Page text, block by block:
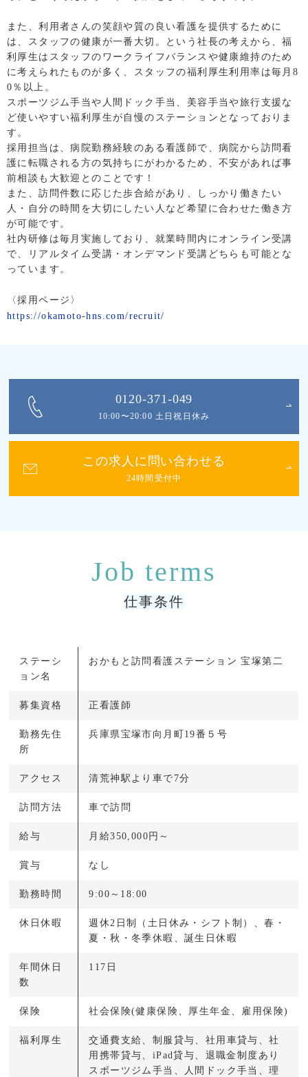
また、利用者さんの笑顔や質の良い看護を提供するために
は、スタッフの健康が一番大切。という社長の考えから、福
利厚生はスタッフのワークライフバランスや健康維持のため
に考えられたものが多く、スタッフの福利厚生利用率は毎月8
0％以上。
スポーツジム手当や人間ドック手当、美容手当や旅行支援な
ど使いやすい福利厚生が自慢のステーションとなっておりま
す。
採用担当は、病院勤務経験のある看護師で、病院から訪問看
護に転職される方の気持ちにがわかるため、不安があれば事
前相談も大歓迎とのことです！
また、訪問件数に応じた歩合給があり、しっかり働きたい
人・自分の時間を大切にしたい人など希望に合わせた働き方
が可能です。
社内研修は毎月実施しており、就業時間内にオンライン受講
で、リアルタイム受講・オンデマンド受講どちらも可能とな
っています。
〈採用ページ〉
https://okamoto-hns.com/recruit/
0120-371-049
10:00〜20:00 土日祝日休み
この求人に問い合わせる
24時間受付中
仕事条件
ステーシ
ョン名
おかもと訪問看護ステーション 宝塚第二
募集資格 正看護師
勤務先住
所
兵庫県宝塚市向月町19番５号
アクセス 清荒神駅より車で7分
訪問方法 車で訪問
給与 月給350,000円～
賞与 なし
勤務時間 9:00～18:00
休日休暇
週休2日制（土日休み・シフト制）、春・
夏・秋・冬季休暇、誕生日休暇
年間休日
数
117日
保険 社会保険(健康保険、厚生年金、雇用保険)
福利厚生
交通費支給、制服貸与、社用車貸与、社
用携帯貸与、iPad貸与、退職金制度あり
スポーツジム手当、人間ドック手当、理